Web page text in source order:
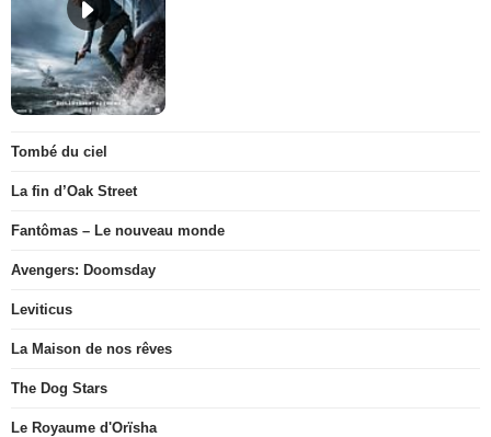
Tombé du ciel
La fin d’Oak Street
Fantômas – Le nouveau monde
Avengers: Doomsday
Leviticus
La Maison de nos rêves
The Dog Stars
Le Royaume d'Orïsha